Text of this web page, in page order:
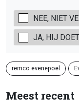
NEE, NIET
JA, HIJ
remco evenepoel
Meest recent